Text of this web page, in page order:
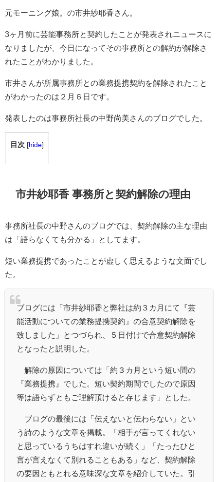
元モーニング娘。 の市井紗耶香さん。
3ヶ月前に芸能事務所と契約したことが発表されニュースに
なりましたが、今日になってその事務所との解約が解除さ
れたことがわかりました。
市井さんが所属事務所との業務提携契約を解除されたこと
がわかったのは２月６ 日です。
発表したのは事務所社長の中野尚美さんのブログでした。
目次 [hide]
市井紗耶香 事務所と契約解除の理由
事務所社長の中野さんのブログでは、契約解除の主な理由
は「語らなくても分かる」としてます。
短い業務提携であったことが虚しく思えるような文面でし
た。
ブログには「市井紗耶香と弊社は約３カ月にて『芸
能活動についての業務提携契約』の合意契約解除を
致しました」とつづられ、５日付けで合意契約解除
となったと説明した。
解除の原因については「約３カ月という短い間の
『業務提携』でした。短い契約期間でしたので原因
等は語らずともご理解頂けると存じます」とした。
ブログの最後には「伝えないと伝わらない」とい
う詩のような文章を掲載。「相手が言ってくれない
と思っているうちはすれ違いが続く」「たったひと
言が言えなくて別れることもある」など、契約解除
の要因ともとれる意味深な文章を紹介していた。引